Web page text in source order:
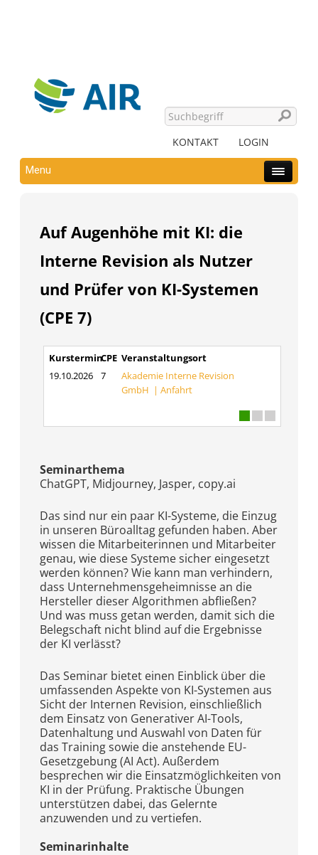
KONTAKT LOGIN
Menu
Auf Augenhöhe mit KI: die
Interne Revision als Nutzer
und Prüfer von KI-Systemen
(CPE 7)
KursterminCPE Veranstaltungsort
19.10.2026
7
Akademie Interne Revision
GmbH |Anfahrt
Seminarthema
ChatGPT, Midjourney, Jasper, copy.ai
Das sind nur ein paar KI-Systeme, die Einzug
in unseren Büroalltag gefunden haben. Aber
wissen die Mitarbeiterinnen und Mitarbeiter
genau, wie diese Systeme sicher eingesetzt
werden können? Wie kann man verhindern,
dass Unternehmensgeheimnisse an die
Hersteller dieser Algorithmen abfließen?
Und was muss getan werden, damit sich die
Belegschaft nicht blind auf die Ergebnisse
der KI verlässt?
Das Seminar bietet einen Einblick über die
umfassenden Aspekte von KI-Systemen aus
Sicht der Internen Revision, einschließlich
dem Einsatz von Generativer AI-Tools,
Datenhaltung und Auswahl von Daten für
das Training sowie die anstehende EU-
Gesetzgebung (AI Act). Außerdem
besprechen wir die Einsatzmöglichkeiten von
KI in der Prüfung. Praktische Übungen
unterstützen dabei, das Gelernte
anzuwenden und zu vertiefen.
Seminarinhalte